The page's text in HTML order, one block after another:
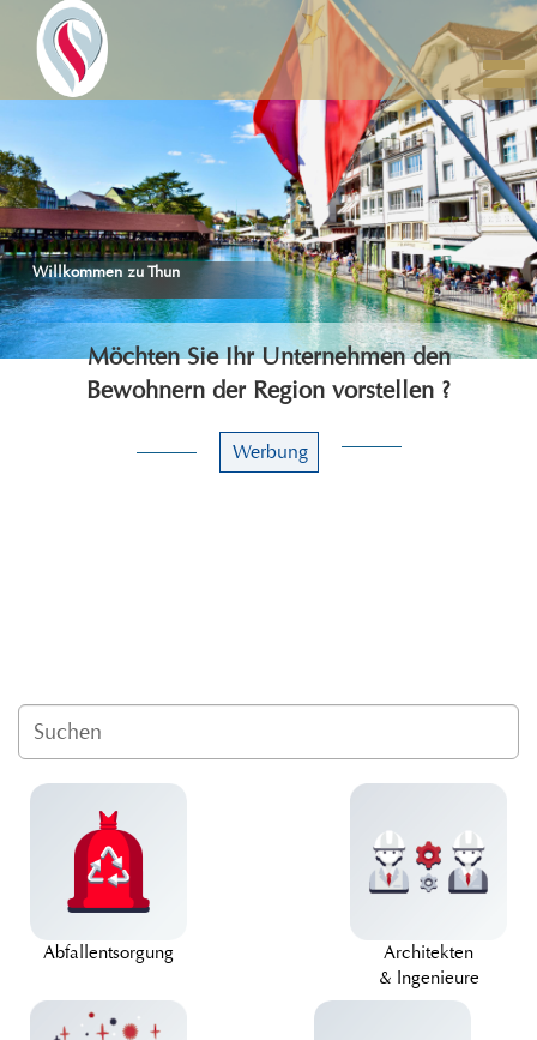
Willkommen zu Thun
Möchten Sie Ihr Unternehmen den
Bewohnern der Region vorstellen ?
Werbung
Abfallentsorgung
Architekten
& Ingenieure